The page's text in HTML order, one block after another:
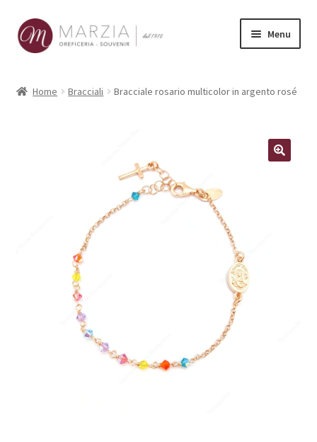
Vai
alla
Vai
al
Menu
Home Bracciali Bracciale rosario multicolor in argento rosé